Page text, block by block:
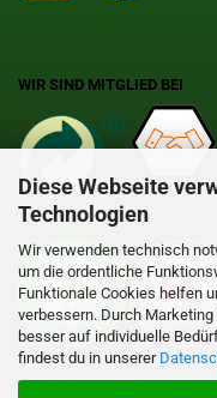
Diese Webseite
Technologien
Wir verwenden technisch
um die ordentliche
Funktionale Cookies helfen
verbessern. Durch
besser auf individuelle
findest du in unserer
WIR SIND MITGLIED BEI